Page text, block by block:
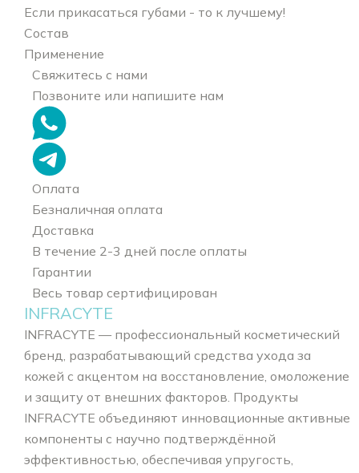
Если прикасаться губами - то к лучшему!
Состав
Применение
Свяжитесь с нами
Позвоните или напишите нам
Оплата
Безналичная оплата
Доставка
В течение 2-3 дней после оплаты
Гарантии
Весь товар сертифицирован
INFRACYTE
INFRACYTE — профессиональный косметический
бренд, разрабатывающий средства ухода за
кожей с акцентом на восстановление, омоложение
и защиту от внешних факторов. Продукты
INFRACYTE объединяют инновационные активные
компоненты с научно подтверждённой
эффективностью, обеспечивая упругость,